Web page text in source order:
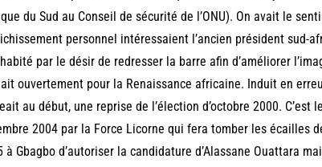
du Sud au Conseil de sécurité de l’ONU). On avait le
personnel intéressaient l’ancien président sud-
par le désir de redresser la barre afin d’améliorer
ouvertement pour la Renaissance africaine. Induit en
au début, une reprise de l’élection d’octobre 2000. C’est
2004 par la Force Licorne qui fera tomber les écailles
à Gbagbo d’autoriser la candidature d’Alassane Ouattara